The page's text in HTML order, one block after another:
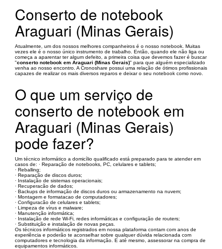
Conserto de notebook
Araguari (Minas Gerais)
Atualmente, um dos nossos melhores companheiros é o nosso notebook. Muitas
vezes ele é o nosso único instrumento de trabalho. Então, quando ele não liga ou
começa a aparentar ter algum defeito, a primeira coisa que devemos fazer é buscar
"conserto notebook em Araguari (Minas Gerais)" para que alguém especializado
venha ao nosso encontro. A Cronoshare possui uma relação de ótimos profissionais
capazes de realizar os mais diversos reparos e deixar o seu notebook como novo.
O que um serviço de
conserto de notebook em
Araguari (Minas Gerais)
pode fazer?
Um técnico informático a domicílio qualificado está preparado para te atender em
casos de: · Reparação de notebooks, PC, celulares e tablets;
· Reballing;
· Reparação de discos duros;
· Instalação de sistemas operacionais;
· Recuperacão de dados;
· Backups de informação de discos duros ou armazenamento na nuvem;
· Montagem e formatacao de computadores;
· Configuracão de celulares e tablets;
· Limpeza de vírus e malware;
· Manutenção informática;
· Instalação de rede Wi-Fi, redes informáticas e configuração de routers;
· Substituição e instalação de novas peças.
Os técnicos informáticos registrados em nossa plataforma contam com anos de
experiência e poderão te aconselhar sobre qualquer dúvida relacionada com
computadores e tecnologia da informação. E até mesmo, assessorar na compra de
equipamentos informáticos.